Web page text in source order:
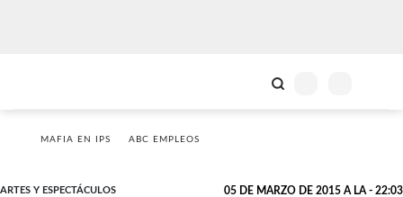
MAFIA EN IPS ABC EMPLEOS
ARTES Y ESPECTÁCULOS 05 DE MARZO DE 2015 A LA - 22:03